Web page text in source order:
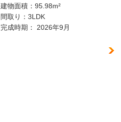
建物面積：95.98m²
間取り：3LDK
完成時期：2026年9月